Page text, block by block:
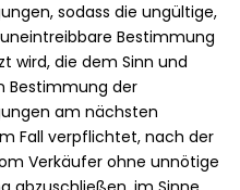
sodass die ungültige,
Bestimmung
wird, die dem Sinn und
Bestimmung der
am nächsten
Fall verpflichtet, nach der
Verkäufer ohne unnötige